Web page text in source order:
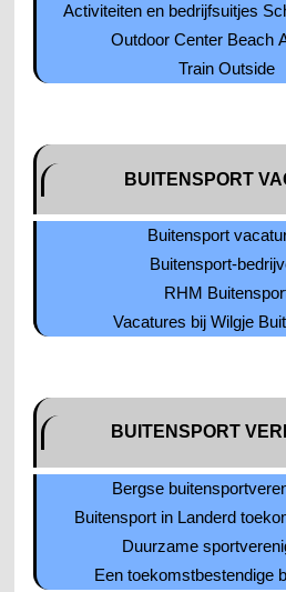
Activiteiten en bedrijfsuitjes
Outdoor Center Beach
Train Outside
BUITENSPORT
Buitensport
Buitensport-
RHM
Vacatures bij Wilgje
BUITENSPORT
Bergse
Buitensport in Landerd
Duurzame
Een toekomstbestendige